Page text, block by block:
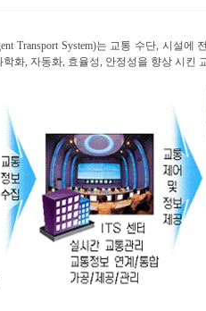
Transport System)는 교통 수단, 시설
화, 자동화, 효율성, 안정성을 향상 시킨